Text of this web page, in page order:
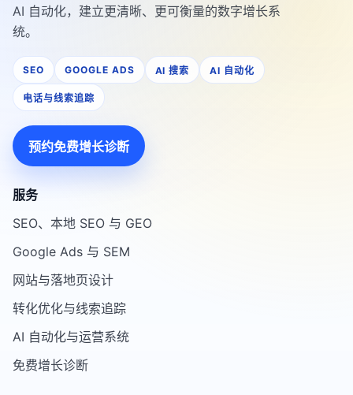
AI 自动化，建立更清晰、更可衡量的数字增长系
统。
SEO GOOGLE ADS AI 搜索 AI 自动化
电话与线索追踪
预约免费增长诊断
服务
SEO、本地 SEO 与 GEO
Google Ads 与 SEM
网站与落地页设计
转化优化与线索追踪
AI 自动化与运营系统
免费增长诊断